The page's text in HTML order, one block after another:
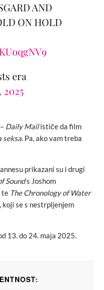
AND
ON HOLD
era
2025
Daily Mailističe da film
seksa. Pa, ako vam treba
prikazani su i drugi
Sounds Joshom
te The Chronology of Water
se s nestrpljenjem
13. do 24. maja 2025.